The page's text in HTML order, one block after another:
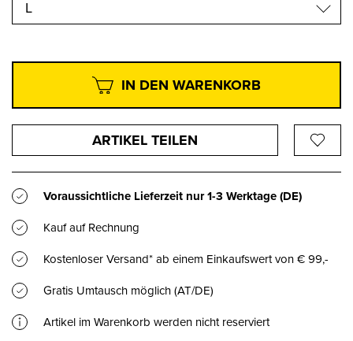
L
IN DEN WARENKORB
ARTIKEL TEILEN
Voraussichtliche Lieferzeit nur1-3 Werktage(DE)
Kauf auf Rechnung
Kostenloser Versand* ab einem Einkaufswert von € 99,-
Gratis Umtausch möglich (AT/DE)
Artikel im Warenkorb werden nicht reserviert